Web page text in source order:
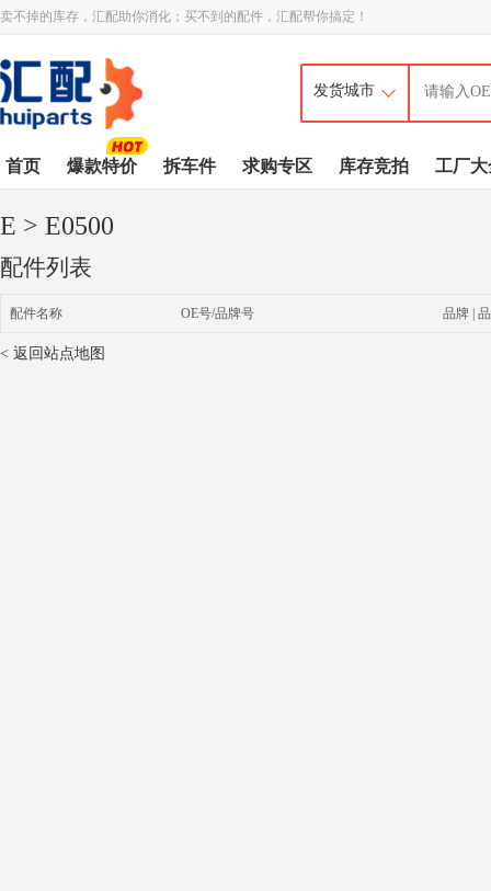
卖不掉的库存，汇配助你消化；买不到的配件，汇配帮你搞定！
首页 爆款特价 拆车件 求购专区 库存竞拍 工厂大
E > E0500
配件列表
配件名称 OE号/品牌号 品牌 |
< 返回站点地图